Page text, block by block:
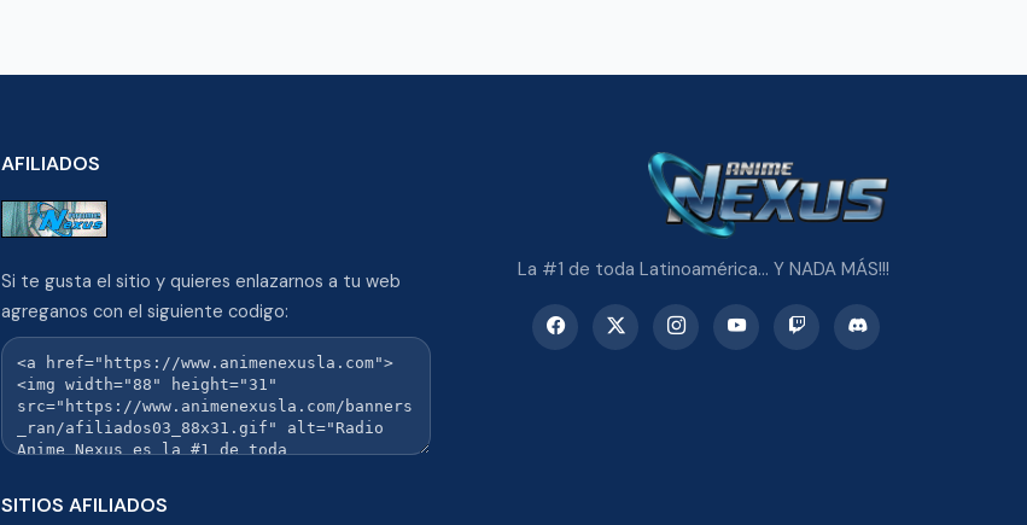
AFILIADOS
Si te gusta el sitio y quieres enlazarnos a tu web
agreganos con el siguiente codigo:
SITIOS AFILIADOS
La #1 de toda Latinoamérica... Y NADA MÁS!!!